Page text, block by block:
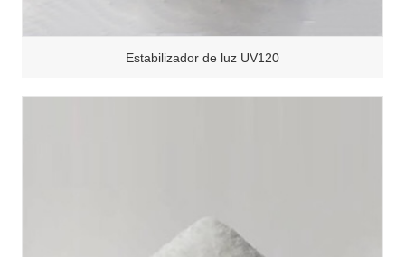
Estabilizador de luz UV120